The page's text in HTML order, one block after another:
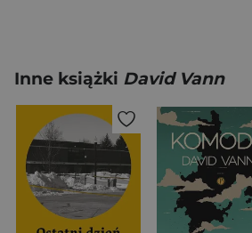
Inne książki David Vann